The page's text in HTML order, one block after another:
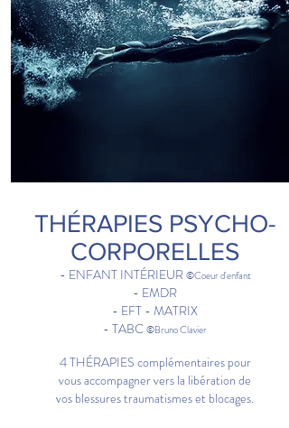
THÉRAPIES PSYCHO-
CORPORELLES
- ENFANT INTÉRIEUR©Coeur d'enfant
- EMDR
- EFT - MATRIX
- TABC©Bruno Clavier
​4THÉRAPIES complémentaires pour
vous accompagner vers la libération de
vos blessures traumatismes et blocages.